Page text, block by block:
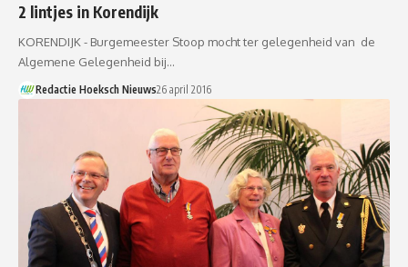
2 lintjes in Korendijk
KORENDIJK - Burgemeester Stoop mocht ter gelegenheid van de
Algemene Gelegenheid bij…
Redactie Hoeksch Nieuws26 april 2016